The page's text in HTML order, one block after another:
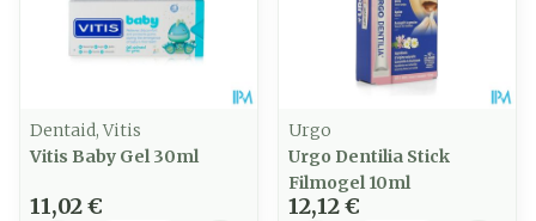
Dentaid, Vitis
Vitis Baby Gel 30ml
11,02 €
Urgo
Urgo Dentilia Stick
Filmogel 10ml
12,12 €